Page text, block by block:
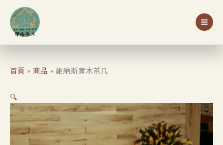
首頁 商品 維納斯實木茶几
🔍